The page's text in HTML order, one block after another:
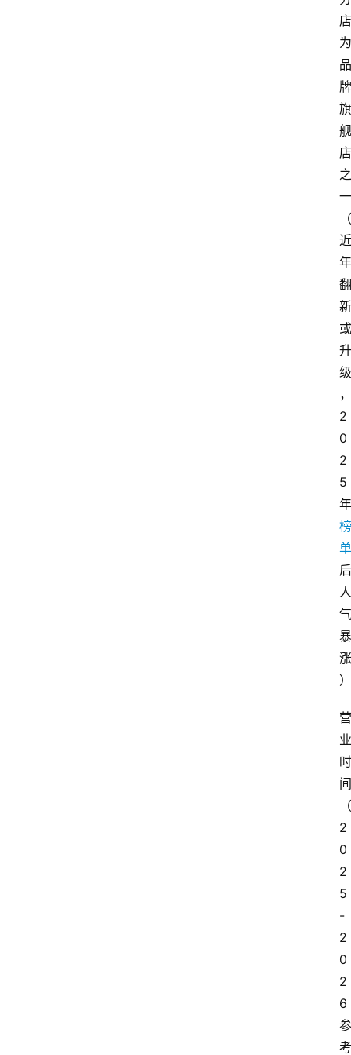
店
为
品
牌
旗
舰
店
之
一
（
近
年
翻
新
或
升
级
，
2
0
2
5
年
榜
单
后
人
气
暴
涨
）
营
业
时
间
（
2
0
2
5
-
2
0
2
6
参
考